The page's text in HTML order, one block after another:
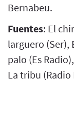
Bernabeu.
Fuentes: El
larguero (Ser),
palo (Es
La tribu (Radio